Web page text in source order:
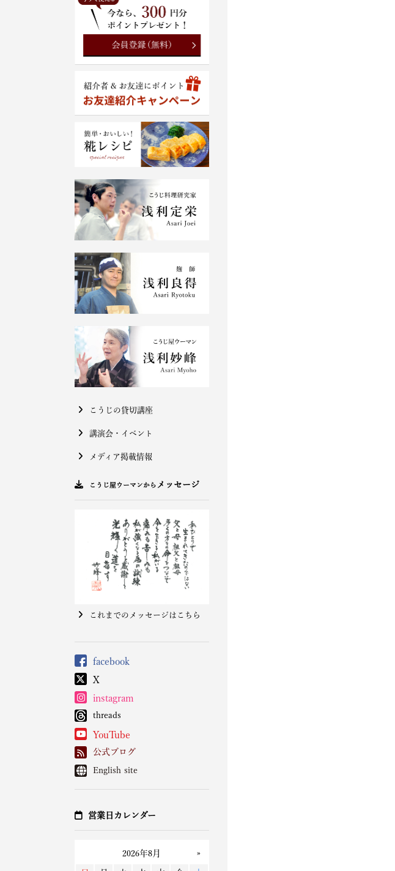
こうじの貸切講座
講演会・イベント
メディア掲載情報
こうじ屋ウーマンから メッセージ
これまでのメッセージはこちら
facebook
X
instagram
threads
YouTube
公式ブログ
English site
営業日カレンダー